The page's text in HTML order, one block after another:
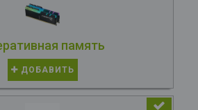
память
ДОБАВИТЬ